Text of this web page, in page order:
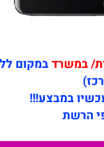
במקום
במבצע!!!
הרשת